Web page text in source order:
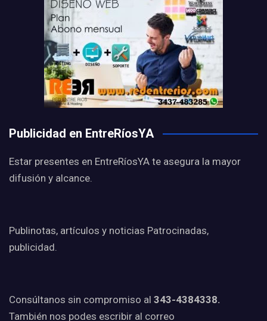
Publicidad en EntreRíosYA
Estar presentes en EntreRíosYA te asegura la mayor
difusión y alcance.
Publinotas, artículos y noticias Patrocinadas,
publicidad.
Consúltanos sin compromiso al 343-4384338.
También nos podes escribir al correo